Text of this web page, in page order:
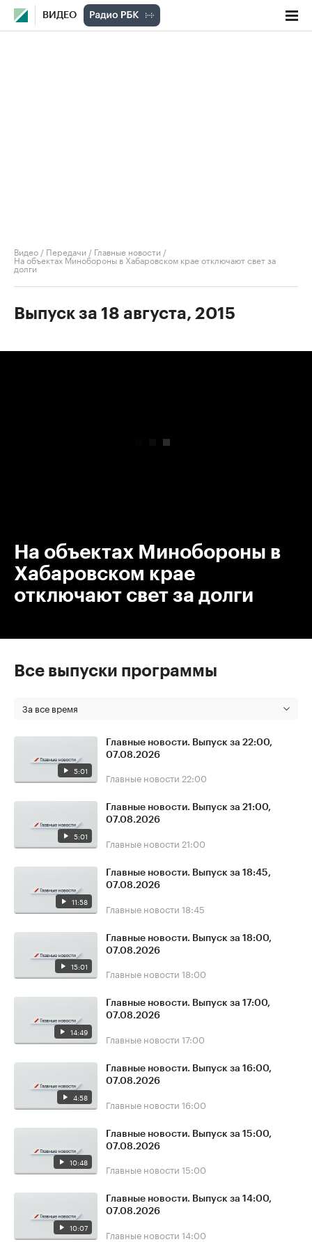
ВИДЕО
Видео / Передачи / Главные новости /
На объектах Минобороны в Хабаровском крае отключают свет за
долги
Выпуск за 18 августа, 2015
На объектах Минобороны в
Хабаровском крае
отключают свет за долги
Все выпуски программы
За все время
5:01
Главные новости. Выпуск за 22:00,
07.08.2026
Главные новости 22:00
5:01
Главные новости. Выпуск за 21:00,
07.08.2026
Главные новости 21:00
11:58
Главные новости. Выпуск за 18:45,
07.08.2026
Главные новости 18:45
15:01
Главные новости. Выпуск за 18:00,
07.08.2026
Главные новости 18:00
14:49
Главные новости. Выпуск за 17:00,
07.08.2026
Главные новости 17:00
4:58
Главные новости. Выпуск за 16:00,
07.08.2026
Главные новости 16:00
10:48
Главные новости. Выпуск за 15:00,
07.08.2026
Главные новости 15:00
10:07
Главные новости. Выпуск за 14:00,
07.08.2026
Главные новости 14:00